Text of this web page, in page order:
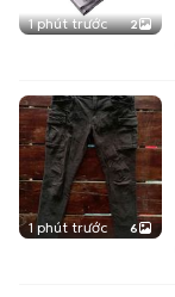
1 phút trước 2
1 phút trước 6